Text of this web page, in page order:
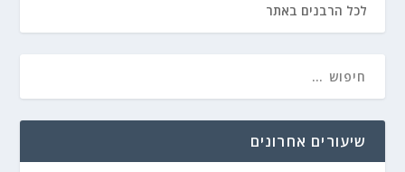
לכל הרבנים באתר
שיעורים אחרונים